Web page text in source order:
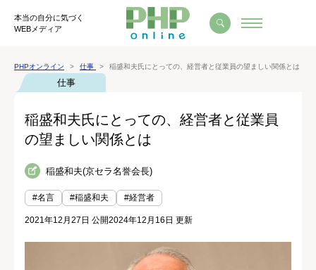
本当の自分に気づく
WEBメディア
PHPオンライン 仕事 稲盛和夫氏にとっての、経営者と従業員の望ましい関係とは
仕事
稲盛和夫氏にとっての、経営者と従業員
の望ましい関係とは
稲盛和夫(京セラ名誉会長)
#名言 #稲盛和夫 #経営者
2021年12月27日 公開2024年12月16日 更新